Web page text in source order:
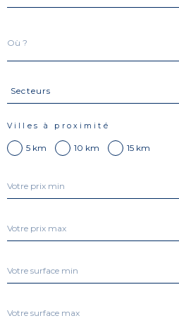
bien
Secteurs
Villes à proximité
5 km 10 km 15 km
min
max
min
max